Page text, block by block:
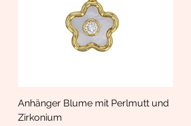
Anhänger Blume mit Perlmutt und
Zirkonium